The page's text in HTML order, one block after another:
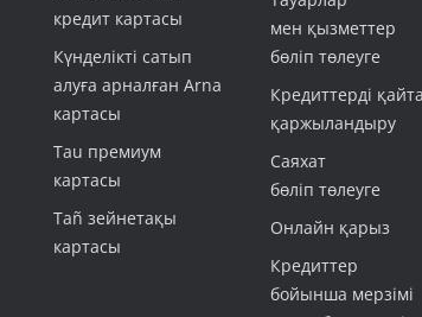
кредит картасы
Күнделікті сатып
алуға арналған Arna
картасы
Tau премиум
картасы
Tañ зейнетақы
картасы
мен қызметтер
бөліп төлеуге
Кредиттерді қайта
қаржыландыру
Саяхат
бөліп төлеуге
Онлайн қарыз
Кредиттер
бойынша мерзімі